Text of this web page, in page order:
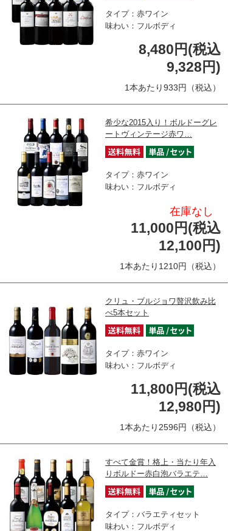
タイプ：赤ワイン
味わい：フルボディ
8,480円(税込
9,328円)
1本あたり933円（税込）
希少な2015入り！ボルドーグレ
ートヴィンテージ赤ワ…
タイプ：赤ワイン
味わい：フルボディ
在庫なし
11,000円(税込
12,100円)
1本あたり1210円（税込）
クリュ・ブルジョワ贅沢飲み比
べ5本セット
タイプ：赤ワイン
味わい：フルボディ
11,800円(税込
12,980円)
1本あたり2596円（税込）
すべて金賞！格上・当たり年入
りボルドー赤白泡バラエテ…
タイプ：バラエティセット
味わい：フルボディ